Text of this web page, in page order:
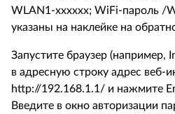
WLAN1-xxxxxx; WiFi-пароль /
указаны на наклейке на
Запустите браузер (например,
в адресную строку адрес веб-
http://192.168.1.1/ и нажмите
Введите в окно авторизации